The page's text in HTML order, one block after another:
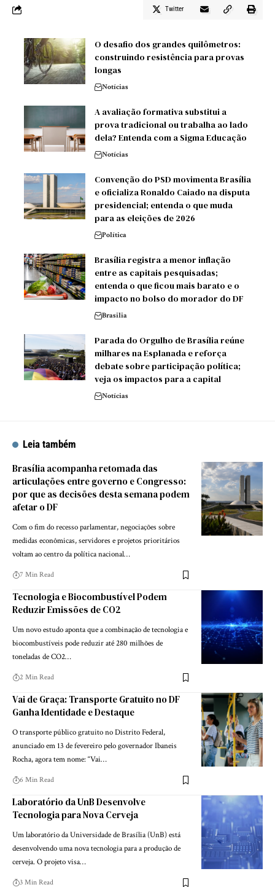
Twitter
O desafio dos grandes quilômetros:
construindo resistência para provas
longas
Notícias
A avaliação formativa substitui a
prova tradicional ou trabalha ao lado
dela? Entenda com a Sigma Educação
Notícias
Convenção do PSD movimenta Brasília
e oficializa Ronaldo Caiado na disputa
presidencial; entenda o que muda
para as eleições de 2026
Política
Brasília registra a menor inflação
entre as capitais pesquisadas;
entenda o que ficou mais barato e o
impacto no bolso do morador do DF
Brasilia
Parada do Orgulho de Brasília reúne
milhares na Esplanada e reforça
debate sobre participação política;
veja os impactos para a capital
Notícias
Leia também
Brasília acompanha retomada das
articulações entre governo e Congresso:
por que as decisões desta semana podem
afetar o DF
Com o fim do recesso parlamentar, negociações sobre
medidas econômicas, servidores e projetos prioritários
voltam ao centro da política nacional…
7 Min Read
Tecnologia e Biocombustível Podem
Reduzir Emissões de CO2
Um novo estudo aponta que a combinação de tecnologia e
biocombustíveis pode reduzir até 280 milhões de
toneladas de CO2…
2 Min Read
Vai de Graça: Transporte Gratuito no DF
Ganha Identidade e Destaque
O transporte público gratuito no Distrito Federal,
anunciado em 13 de fevereiro pelo governador Ibaneis
Rocha, agora tem nome: “Vai…
6 Min Read
Laboratório da UnB Desenvolve
Tecnologia para Nova Cerveja
Um laboratório da Universidade de Brasília (UnB) está
desenvolvendo uma nova tecnologia para a produção de
cerveja. O projeto visa…
3 Min Read